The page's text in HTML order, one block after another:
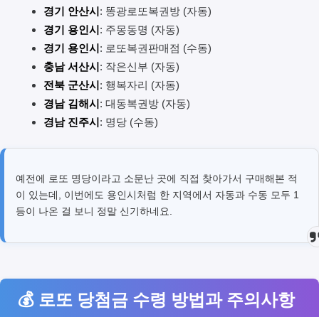
경기 안산시 : 똥광로또복권방 (자동)
경기 용인시 : 주몽동명 (자동)
경기 용인시 : 로또복권판매점 (수동)
충남 서산시 : 작은신부 (자동)
전북 군산시 : 행복자리 (자동)
경남 김해시 : 대동복권방 (자동)
경남 진주시 : 명당 (수동)
예전에 로또 명당이라고 소문난 곳에 직접 찾아가서 구매해본 적
이 있는데, 이번에도 용인시처럼 한 지역에서 자동과 수동 모두 1
등이 나온 걸 보니 정말 신기하네요.
💰 로또 당첨금 수령 방법과 주의사항